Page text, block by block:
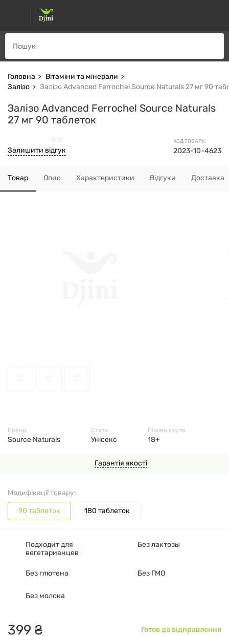
Головна
Вітаміни та мінерали
Залізо
Залізо Advanced Ferrochel Source Naturals 27 мг 90
Залізо Advanced Ferrochel Source Naturals
27 мг 90 таблеток
КОД ТОВАРУ:
2023-10-4623
Залишити відгук
Товар Опис Характеристики Відгуки Доставка
Гарантія якості
Модифікації товару:
90 таблеток 180 таблеток
399 ₴ Готов до відправлення
Подходит для
вегетарианцев
Без лактозы
Без глютена Без ГМО
Без молока
Бренд
Source Naturals
Стать
Унісекс
Вікова група
18+